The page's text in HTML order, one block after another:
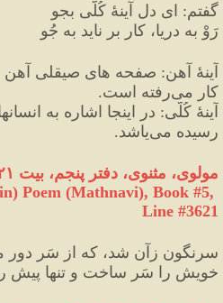
گفتم: ای دل آینهٔ کُلّی بجو
رَوْ به دریا، کار بر ناید به جُو
آینهٔ آهن:
کار می‌رفته است.
آینهٔ کُلّی:
رسیده می‌یاشد.
مولوی، مثنوی، دفتر پنجم، بیت ۳۶۲۱
Poem (Mathnavi), Book #5,
Line #3621
سرنگون زآن شد، که از سَر دور
خویش را سَر ساخت و تنها پیش